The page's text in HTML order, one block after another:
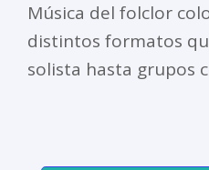
Música del folclor
distintos formatos
solista hasta grupos